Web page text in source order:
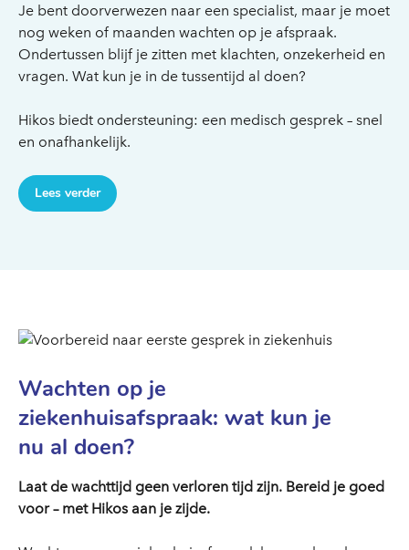
Je bent doorverwezen naar een specialist, maar je moet
nog weken of maanden wachten op je afspraak.
Ondertussen blijf je zitten met klachten, onzekerheid en
vragen. Wat kun je in de tussentijd al doen?
Hikos biedt ondersteuning: een medisch gesprek – snel
en onafhankelijk.
Lees verder
Wachten op je
ziekenhuisafspraak: wat kun je
nu al doen?
Laat de wachttijd geen verloren tijd zijn. Bereid je goed
voor – met Hikos aan je zijde.